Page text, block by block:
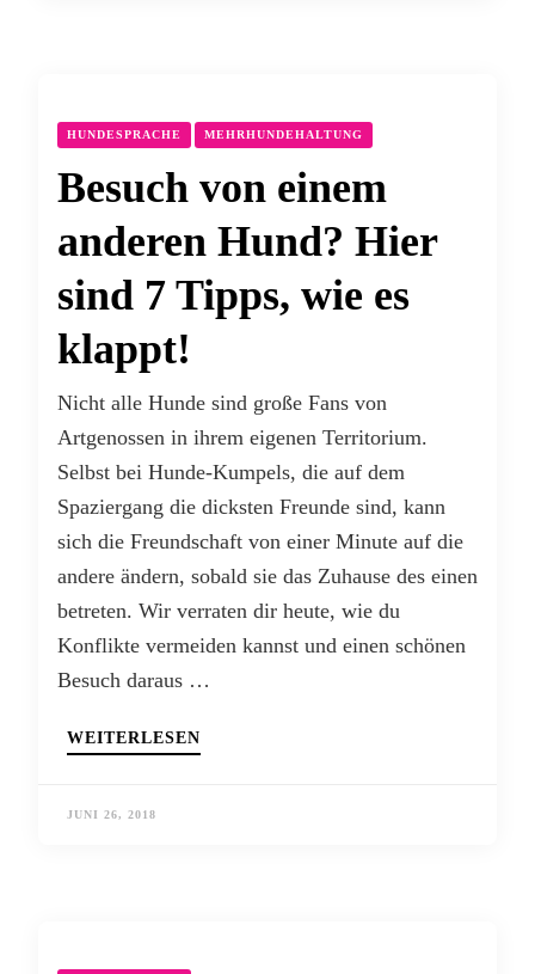
HUNDESPRACHE MEHRHUNDEHALTUNG
Besuch von einem
anderen Hund? Hier
sind 7 Tipps, wie es
klappt!
Nicht alle Hunde sind große Fans von
Artgenossen in ihrem eigenen Territorium.
Selbst bei Hunde-Kumpels, die auf dem
Spaziergang die dicksten Freunde sind, kann
sich die Freundschaft von einer Minute auf die
andere ändern, sobald sie das Zuhause des einen
betreten. Wir verraten dir heute, wie du
Konflikte vermeiden kannst und einen schönen
Besuch daraus …
WEITERLESEN
JUNI 26, 2018